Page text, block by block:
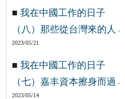
■ 我在中國工作的日子
（八）那些從台灣來的人
-
2023/05/21
■ 我在中國工作的日子
（七）嘉丰資本擦身而過 -
2023/05/14